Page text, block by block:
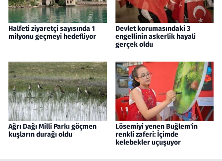
Halfeti ziyaretçi sayısında 1
milyonu geçmeyi hedefliyor
Devlet korumasındaki 3
engellinin askerlik hayali
gerçek oldu
Ağrı Dağı Milli Parkı göçmen
kuşların durağı oldu
Lösemiyi yenen Buğlem'in
renkli zaferi: İçimde
kelebekler uçuşuyor